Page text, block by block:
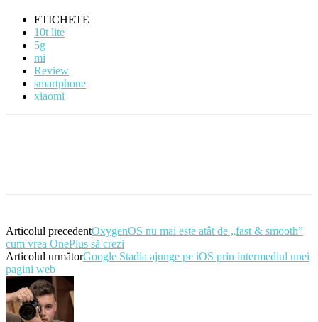
ETICHETE
10t lite
5g
mi
Review
smartphone
xiaomi
Articolul precedentOxygenOS nu mai este atât de „fast & smooth”
cum vrea OnePlus să crezi
Articolul următorGoogle Stadia ajunge pe iOS prin intermediul unei
pagini web